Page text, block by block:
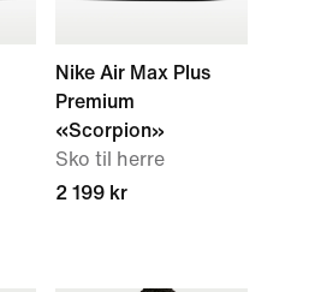
Nike Air Max Plus
Premium
«Scorpion»
Sko til herre
2 199 kr